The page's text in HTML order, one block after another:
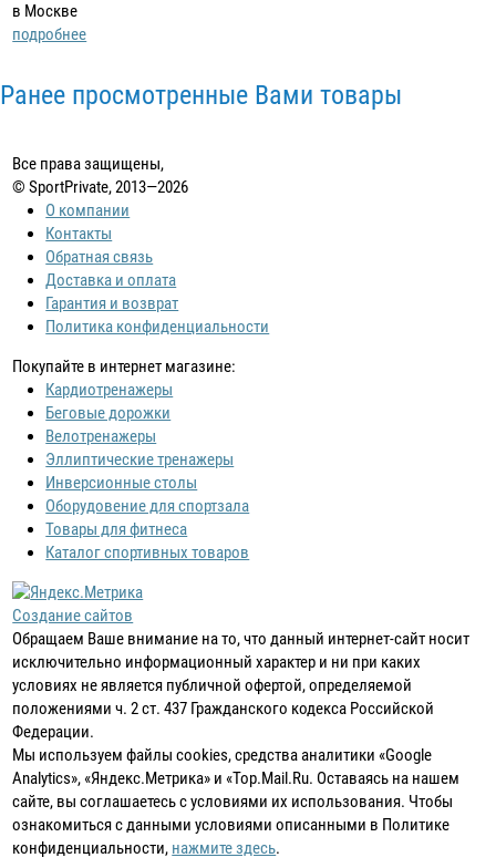
в Москве
подробнее
Ранее просмотренные Вами товары
Все права защищены,
© SportPrivate, 2013—2026
О компании
Контакты
Обратная связь
Доставка и оплата
Гарантия и возврат
Политика конфиденциальности
Покупайте в интернет магазине:
Кардиотренажеры
Беговые дорожки
Велотренажеры
Эллиптические тренажеры
Инверсионные столы
Оборудовение для спортзала
Товары для фитнеса
Каталог спортивных товаров
Создание сайтов
Обращаем Ваше внимание на то, что данный интернет-сайт носит
исключительно информационный характер и ни при каких
условиях не является публичной офертой, определяемой
положениями ч. 2 ст. 437 Гражданского кодекса Российской
Федерации.
Мы используем файлы cookies, средства аналитики «Google
Analytics», «Яндекс.Метрика» и «Top.Mail.Ru. Оставаясь на нашем
сайте, вы соглашаетесь с условиями их использования. Чтобы
ознакомиться с данными условиями описанными в Политике
конфиденциальности, нажмите здесь.